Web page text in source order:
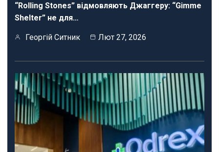
“Rolling Stones” відмовляють Джаггеру: “Gimme
Shelter” не для…
Георгій Ситник Лют 27, 2026